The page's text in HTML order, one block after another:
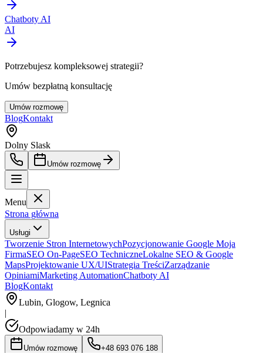
Chatboty AI
AI
Potrzebujesz kompleksowej strategii?
Umów bezpłatną konsultację
Umów rozmowę
BlogKontakt
Dolny Slask
Umów rozmowę
Menu
Strona główna
Usługi
Tworzenie Stron InternetowychPozycjonowanie Google Moja
FirmaSEO On-PageSEO TechniczneLokalne SEO & Google
MapsProjektowanie UX/UIStrategia TreściZarządzanie
OpiniamiMarketing AutomationChatboty AI
BlogKontakt
Lubin, Glogow, Legnica
|
Odpowiadamy w 24h
Umów rozmowę +48 693 076 188